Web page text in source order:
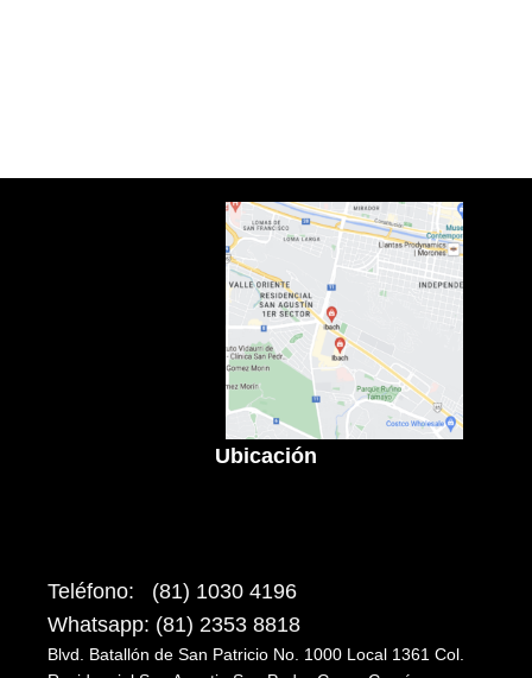
Ubicación
Teléfono: (81) 1030 4196
Whatsapp: (81) 2353 8818
Blvd. Batallón de San Patricio No. 1000 Local 1361 Col.